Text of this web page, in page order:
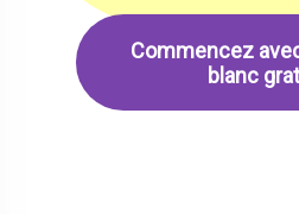
Commencez
blanc